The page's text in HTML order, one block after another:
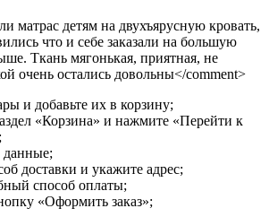
матрас детям на двухъярусную кровать,
что и себе заказали на большую
Ткань мягонькая, приятная, не
очень остались довольны</comment>
и добавьте их в корзину;
«Корзина» и нажмите «Перейти к
доставки и укажите адрес;
способ оплаты;
«Оформить заказ»;